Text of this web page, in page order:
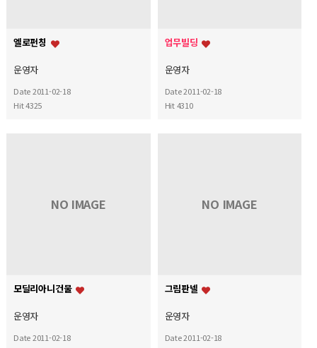
엘로펀칭
운영자
Date 2011-02-18
Hit 4325
업무빌딩
운영자
Date 2011-02-18
Hit 4310
NO IMAGE
모딜리아니건물
운영자
Date 2011-02-18
NO IMAGE
그림판넬
운영자
Date 2011-02-18